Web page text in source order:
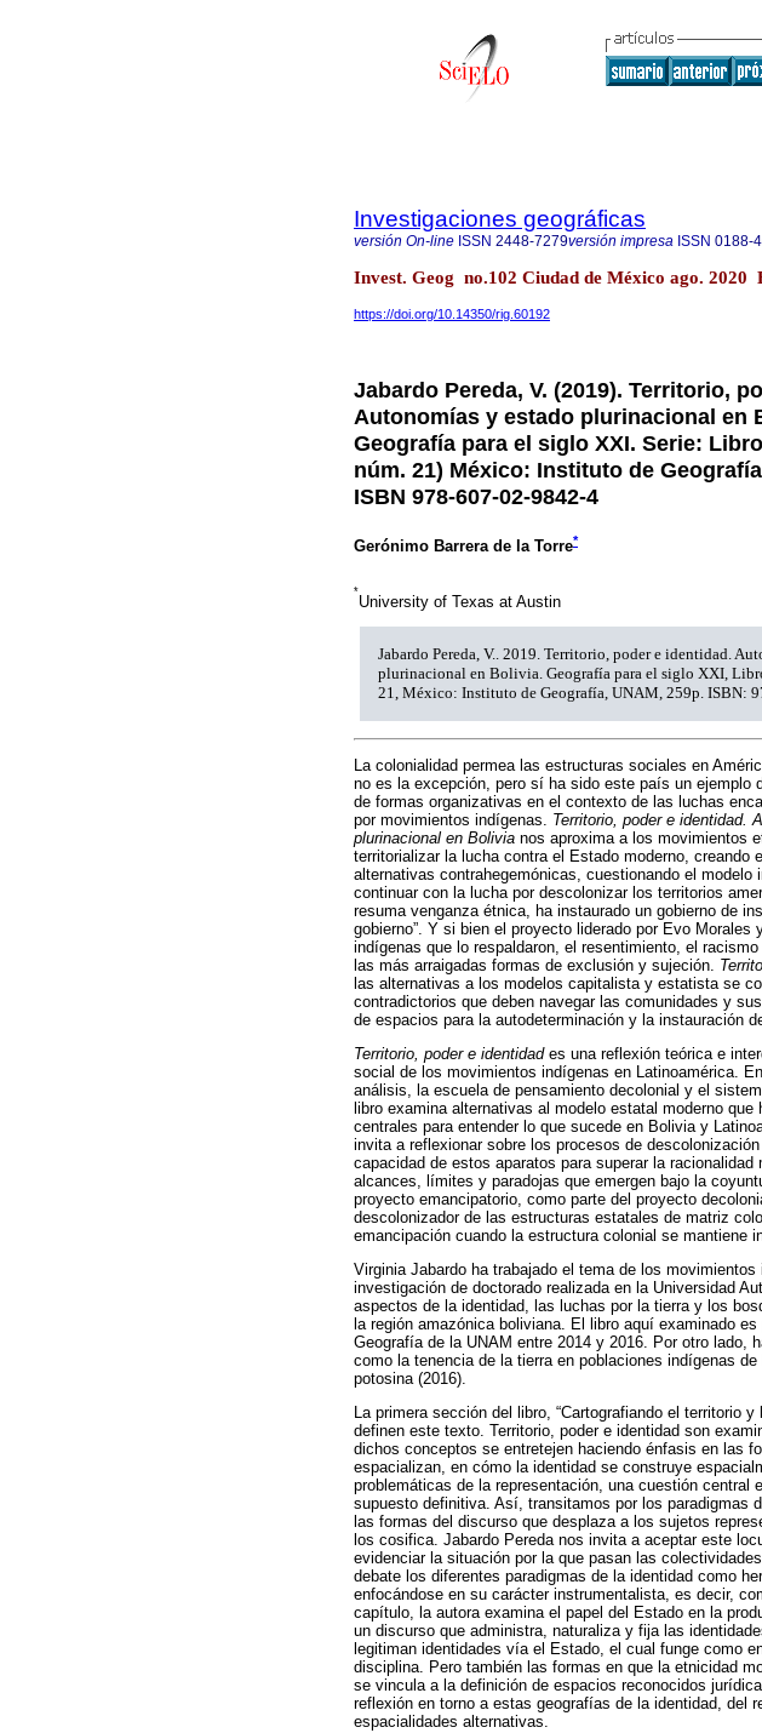
Investigaciones geográficas
versión On-line ISSN 2448-7279versión impresa ISSN 0188-
Invest. Geog no.102 Ciudad de México ago. 2020
https://doi.org/10.14350/rig.60192
Jabardo Pereda, V. (2019). Territorio,
Autonomías y estado plurinacional en
Geografía para el siglo XXI. Serie:
núm. 21) México: Instituto de
ISBN 978-607-02-9842-4
Gerónimo Barrera de la Torre*
*
University of Texas at Austin
Jabardo Pereda, V.. 2019. Territorio, poder e identidad.
plurinacional en Bolivia. Geografía para el siglo XXI,
21, México: Instituto de Geografía, UNAM, 259p. ISBN:
La colonialidad permea las estructuras sociales en
no es la excepción, pero sí ha sido este país un ejemplo
de formas organizativas en el contexto de las luchas
por movimientos indígenas. Territorio, poder e identidad.
plurinacional en Bolivia nos aproxima a los movimientos
territorializar la lucha contra el Estado moderno, creando
alternativas contrahegemónicas, cuestionando el
continuar con la lucha por descolonizar los territorios
resuma venganza étnica, ha instaurado un gobierno de
gobierno”. Y si bien el proyecto liderado por Evo
indígenas que lo respaldaron, el resentimiento, el
las más arraigadas formas de exclusión y sujeción.
las alternativas a los modelos capitalista y estatista se
contradictorios que deben navegar las comunidades y
de espacios para la autodeterminación y la instauración
Territorio, poder e identidades una reflexión teórica e
social de los movimientos indígenas en Latinoamérica.
análisis, la escuela de pensamiento decolonial y el
libro examina alternativas al modelo estatal moderno
centrales para entender lo que sucede en Bolivia y
invita a reflexionar sobre los procesos de
capacidad de estos aparatos para superar la
alcances, límites y paradojas que emergen bajo la
proyecto emancipatorio, como parte del proyecto
descolonizador de las estructuras estatales de matriz
emancipación cuando la estructura colonial se mantiene
Virginia Jabardo ha trabajado el tema de los
investigación de doctorado realizada en la Universidad
aspectos de la identidad, las luchas por la tierra y los
la región amazónica boliviana. El libro aquí examinado
Geografía de la UNAM entre 2014 y 2016. Por otro lado,
como la tenencia de la tierra en poblaciones indígenas
potosina (2016).
La primera sección del libro, “Cartografiando el territorio
definen este texto. Territorio, poder e identidad son
dichos conceptos se entretejen haciendo énfasis en las
espacializan, en cómo la identidad se construye
problemáticas de la representación, una cuestión
supuesto definitiva. Así, transitamos por los paradigmas
las formas del discurso que desplaza a los sujetos
los cosifica. Jabardo Pereda nos invita a aceptar este
evidenciar la situación por la que pasan las
debate los diferentes paradigmas de la identidad como
enfocándose en su carácter instrumentalista, es decir,
capítulo, la autora examina el papel del Estado en la
un discurso que administra, naturaliza y fija las
legitiman identidades vía el Estado, el cual funge como
disciplina. Pero también las formas en que la etnicidad
se vincula a la definición de espacios reconocidos
reflexión en torno a estas geografías de la identidad, del
espacialidades alternativas.